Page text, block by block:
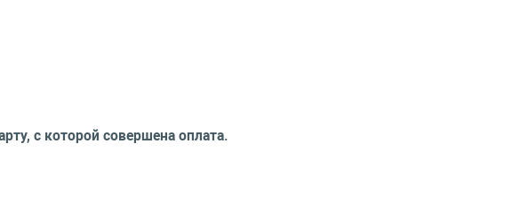
с которой совершена оплата.